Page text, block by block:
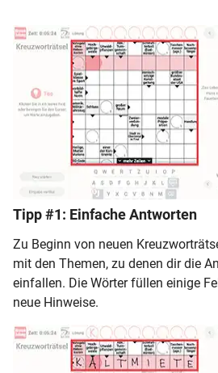
Tipp #1: Einfache Antworten
Zu Beginn von neuen
mit den Themen, zu denen dir die
einfallen. Die Wörter füllen einige
neue Hinweise.